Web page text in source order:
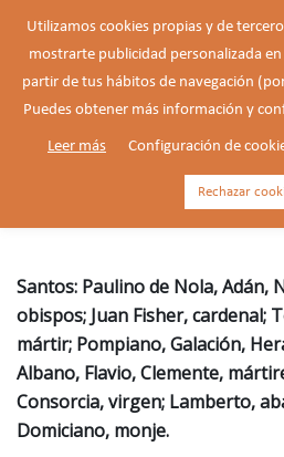
Paulino de Nola,
Santos: Paulino de Nola, Adán,
obispos; Juan Fisher, cardenal;
mártir; Pompiano, Galación,
Albano, Flavio, Clemente,
Consorcia, virgen; Lamberto,
Domiciano, monje.
Utilizamos cookies propias y de
mostrarte publicidad personalizada
partir de tus hábitos de navegación
Puedes obtener más información y
Leer más Configuración de
Rechazar